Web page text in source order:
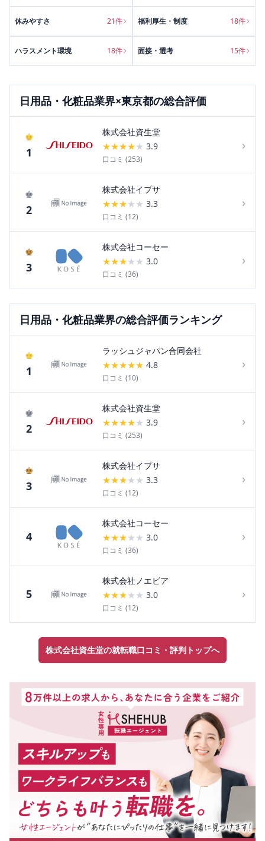
休みやすさ 21件 福利厚生・制度 18件
ハラスメント環境 18件 面接・選考 15件
日用品・化粧品業界×東京都の総合評価
♚
1
株式会社資生堂
★★★★★ 3.9
口コミ (253)
›
♚
2
株式会社イプサ
★★★★ ★ 3.3
口コミ (12)
›
♚
3
株式会社コーセー
★★★★ ★ 3.0
口コミ (36)
›
日用品・化粧品業界の総合評価ランキング
♚
1
ラッシュジャパン合同会社
★★★★★ 4.8
口コミ (10)
›
♚
2
株式会社資生堂
★★★★★ 3.9
口コミ (253)
›
♚
3
株式会社イプサ
★★★★ ★ 3.3
口コミ (12)
›
4
株式会社コーセー
★★★★ ★ 3.0
口コミ (36)
›
5
株式会社ノエビア
★★★★ ★ 3.0
口コミ (12)
›
株式会社資生堂の就転職口コミ・評判トップへ